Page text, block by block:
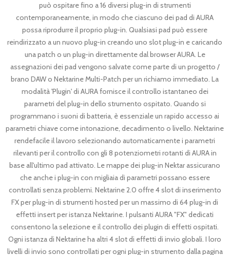
può ospitare fino a 16 diversi plug-in di strumenti
contemporaneamente, in modo che ciascuno dei pad di AURA
possa riprodurre il proprio plug-in. Qualsiasi pad può essere
reindirizzato a un nuovo plug-in creando uno slot plug-in e caricando
una patch o un plug-in direttamente dal browser AURA. Le
assegnazioni dei pad vengono salvate come parte di un progetto /
brano DAW o Nektarine Multi-Patch per un richiamo immediato. La
modalità 'Plugin' di AURA fornisce il controllo istantaneo dei
parametri del plug-in dello strumento ospitato. Quando si
programmano i suoni di batteria, è essenziale un rapido accesso ai
parametri chiave come intonazione, decadimento o livello. Nektarine
rendefacile il lavoro selezionando automaticamente i parametri
rilevanti per il controllo con gli 8 potenziometri rotanti di AURA in
base all'ultimo pad attivato. Le mappe dei plug-in Nektar assicurano
che anche i plug-in con migliaia di parametri possano essere
controllati senza problemi. Nektarine 2.0 offre 4 slot di inserimento
FX per plug-in di strumenti hosted per un massimo di 64 plug-in di
effetti insert per istanza Nektarine. I pulsanti AURA "FX" dedicati
consentono la selezione e il controllo dei plugin di effetti ospitati.
Ogni istanza di Nektarine ha altri 4 slot di effetti di invio globali. I loro
livelli di invio sono controllati per ogni plug-in strumento dalla pagina